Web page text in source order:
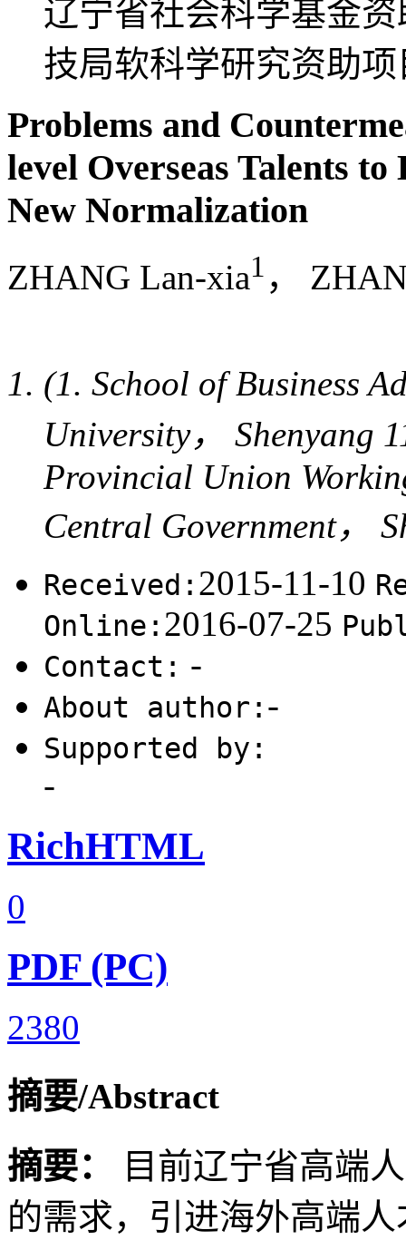
辽宁省社会科学基金
技局软科学研究资助项
Problems and
level Overseas Talents
New Normalization
ZHANG Lan-xia1 ，
(1. School of Business
University， Shenyang
Provincial Union
Central Government，
Received: 2015-11-10
Online: 2016-07-25
Contact: -
About author: -
Supported by:
-
RichHTML
0
PDF (PC)
2380
摘要/Abstract
摘要：
目前辽宁省高端
的需求，引进海外高端